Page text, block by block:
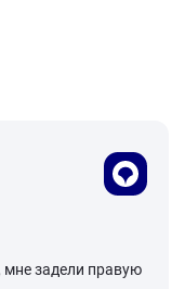
мне задели правую